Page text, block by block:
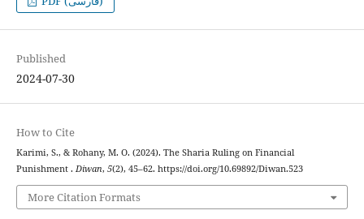
Published
2024-07-30
How to Cite
Karimi, S., & Rohany, M. O. (2024). The Sharia Ruling on Financial
Punishment . Diwan, 5(2), 45–62. https://doi.org/10.69892/Diwan.523
More Citation Formats